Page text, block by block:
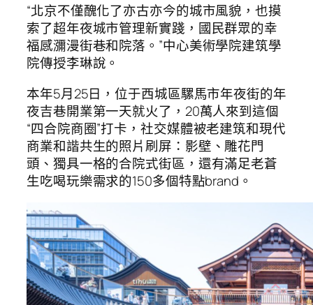
“北京不僅醜化了亦古亦今的城市風貌，也摸
索了超年夜城市管理新實踐，國民群眾的幸
福感瀰漫街巷和院落。”中心美術學院建筑學
院傳授李琳說。
本年5月25日，位于西城區騾馬市年夜街的年
夜吉巷開業第一天就火了，20萬人來到這個
“四合院商圈”打卡，社交媒體被老建筑和現代
商業和諧共生的照片刷屏：影壁、雕花門
頭、獨具一格的合院式街區，還有滿足老蒼
生吃喝玩樂需求的150多個特點brand。